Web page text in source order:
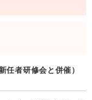
者研修会と併催）